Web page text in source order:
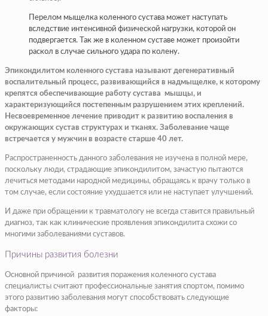
Перелом мыщелка коленного сустава может наступать
вследствие интенсивной физической нагрузки, которой он
подвергается. Так же в коленном суставе может произойти
раскол в случае сильного удара по колену.
Эпикондилитом коленного сустава называют дегенеративный
воспалительный процесс, развивающийся в надмыщелке, к которому
крепятся обеспечивающие работу сустава мышцы, и
характеризующийся постепенным разрушением этих креплений.
Несвоевременное лечение приводит к развитию воспаления в
окружающих сустав структурах и тканях. Заболевание чаще
встречается у мужчин в возрасте старше 40 лет.
Распространенность данного заболевания не изучена в полной мере,
поскольку люди, страдающие эпикондилитом, зачастую пытаются
лечиться методами народной медицины, обращаясь к врачу только в
том случае, если состояние ухудшается или не наступает улучшений.
И даже при обращении к травматологу не всегда ставится правильный
диагноз, так как клинические проявления эпикондилита схожи со
многими заболеваниями суставов.
Причины развития болезни
Основной причиной развития поражения коленного сустава
специалисты считают профессиональные занятия спортом, помимо
этого развитию заболевания могут способствовать следующие
факторы: